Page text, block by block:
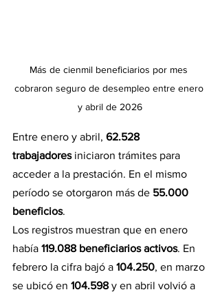
Más de cienmil beneficiarios por mes
cobraron seguro de desempleo entre enero
y abril de 2026
Entre enero y abril, 62.528
trabajadores iniciaron trámites para
acceder a la prestación. En el mismo
período se otorgaron más de 55.000
beneficios.
Los registros muestran que en enero
había 119.088 beneficiarios activos. En
febrero la cifra bajó a 104.250, en marzo
se ubicó en 104.598 y en abril volvió a